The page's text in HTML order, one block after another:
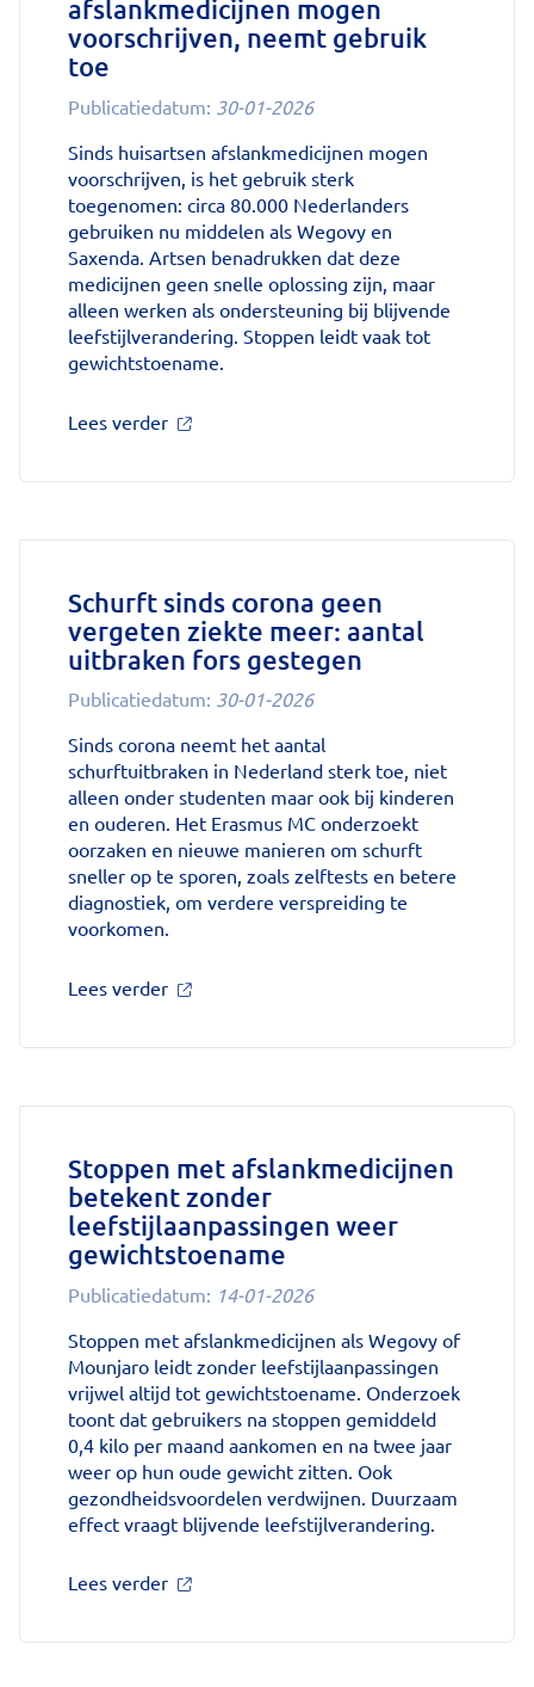
afslankmedicijnen mogen
voorschrijven, neemt gebruik
toe
Publicatiedatum: 30-01-2026
Sinds huisartsen afslankmedicijnen mogen
voorschrijven, is het gebruik sterk
toegenomen: circa 80.000 Nederlanders
gebruiken nu middelen als Wegovy en
Saxenda. Artsen benadrukken dat deze
medicijnen geen snelle oplossing zijn, maar
alleen werken als ondersteuning bij blijvende
leefstijlverandering. Stoppen leidt vaak tot
gewichtstoename.
Lees verder over
voorschrijven,
gebruik
toe'
op
Nationale
Schurft sinds corona geen
vergeten ziekte meer: aantal
uitbraken fors gestegen
Publicatiedatum: 30-01-2026
Sinds corona neemt het aantal
schurftuitbraken in Nederland sterk toe, niet
alleen onder studenten maar ook bij kinderen
en ouderen. Het Erasmus MC onderzoekt
oorzaken en nieuwe manieren om schurft
sneller op te sporen, zoals zelftests en betere
diagnostiek, om verdere verspreiding te
voorkomen.
Lees verder over
vergeten
aantal
uitbraken
fors
gestegen'
Nationale
Stoppen met afslankmedicijnen
betekent zonder
leefstijlaanpassingen weer
gewichtstoename
Publicatiedatum: 14-01-2026
Stoppen met afslankmedicijnen als Wegovy of
Mounjaro leidt zonder leefstijlaanpassingen
vrijwel altijd tot gewichtstoename. Onderzoek
toont dat gebruikers na stoppen gemiddeld
0,4 kilo per maand aankomen en na twee jaar
weer op hun oude gewicht zitten. Ook
gezondheidsvoordelen verdwijnen. Duurzaam
effect vraagt blijvende leefstijlverandering.
Lees verder over